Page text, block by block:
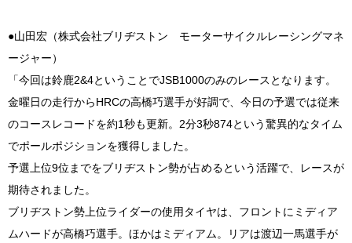
●山田宏（株式会社ブリヂストン モーターサイクルレーシングマネ
ージャー）
「今回は鈴鹿2&4ということでJSB1000のみのレースとなります。
金曜日の走行からHRCの高橋巧選手が好調で、今日の予選では従来
のコースレコードを約1秒も更新。2分3秒874という驚異的なタイム
でポールポジションを獲得しました。
予選上位9位までをブリヂストン勢が占めるという活躍で、レースが
期待されました。
ブリヂストン勢上位ライダーの使用タイヤは、フロントにミディア
ムハードが高橋巧選手。ほかはミディアム。リアは渡辺一馬選手が